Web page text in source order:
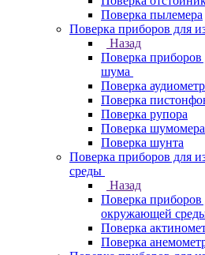
Поверка пылемера
Поверка приборов для
Назад
Поверка приборов
шума
Поверка
Поверка
Поверка рупора
Поверка шумомера
Поверка шунта
Поверка приборов для
среды
Назад
Поверка приборов
окружающей
Поверка
Поверка